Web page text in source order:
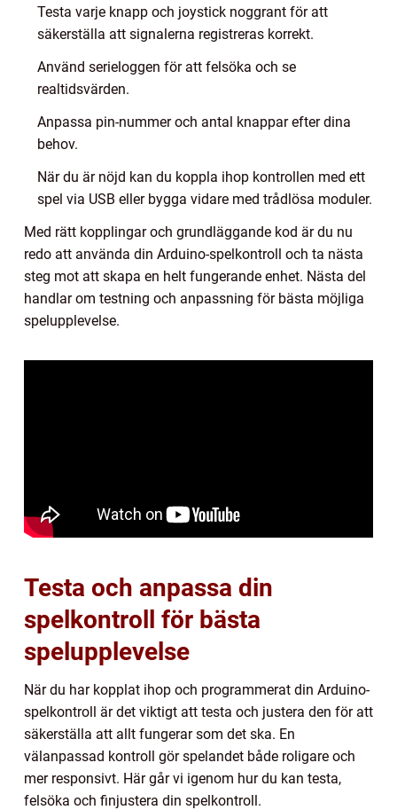
Testa varje knapp och joystick noggrant för att
säkerställa att signalerna registreras korrekt.
Använd serieloggen för att felsöka och se
realtidsvärden.
Anpassa pin-nummer och antal knappar efter dina
behov.
När du är nöjd kan du koppla ihop kontrollen med ett
spel via USB eller bygga vidare med trådlösa moduler.
Med rätt kopplingar och grundläggande kod är du nu
redo att använda din Arduino-spelkontroll och ta nästa
steg mot att skapa en helt fungerande enhet. Nästa del
handlar om testning och anpassning för bästa möjliga
spelupplevelse.
Testa och anpassa din
spelkontroll för bästa
spelupplevelse
När du har kopplat ihop och programmerat din Arduino-
spelkontroll är det viktigt att testa och justera den för att
säkerställa att allt fungerar som det ska. En
välanpassad kontroll gör spelandet både roligare och
mer responsivt. Här går vi igenom hur du kan testa,
felsöka och finjustera din spelkontroll.